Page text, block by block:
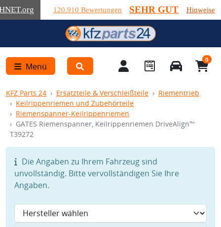
.org 120.910 Bewertungen SEHR GUT Hinweise
Menü
0
KFZ Parts 24 Ersatzteile & Verschleißteile
Riementrieb
Keilrippenriemen und Zubehörteile
Riemenspanner-Keilrippenriemen
GATES Riemenspanner, Keilrippenriemen DriveAlign™
T39272
Die Angaben zu Ihrem Fahrzeug sind
unvollständig. Bitte vervollständigen Sie Ihre
Angaben.